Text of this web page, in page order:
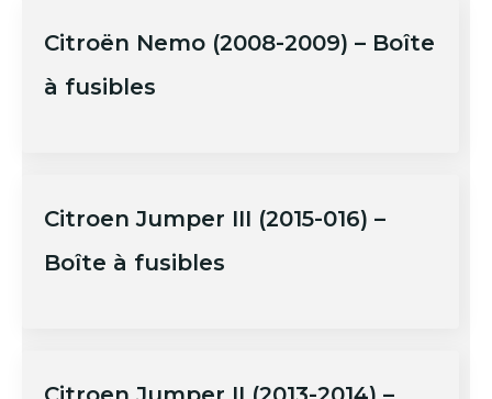
Citroën Nemo (2008-2009) – Boîte
à fusibles
Citroen Jumper III (2015-016) –
Boîte à fusibles